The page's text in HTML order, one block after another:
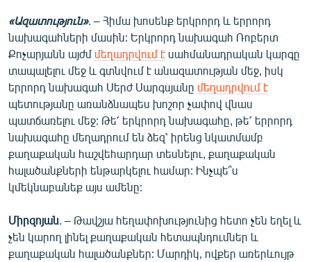
«Ազատություն». – Հիմա խոսենք երկրորդ և երրորդ
նախագահների մասին: Երկրորդ նախագահ Ռոբերտ
Քոչարյանն այժմ մեղադրվում էսահմանադրական կարգը
տապալելու մեջ և գտնվում է անազատության մեջ, իսկ
երրորդ նախագահ Սերժ Սարգսյանը մեղադրվում է
պետությանը առանձնապես խոշոր չափով վնաս
պատճառելու մեջ: Թե՛ երկրորդ նախագահը, թե՛ երրորդ
նախագահը մեղադրում են ձեզ՝ իրենց նկատմամբ
քաղաքական հաշվեհարդար տեսնելու, քաղաքական
հալածանքների ենթարկելու համար: Ինչպե՞ս
կմեկնաբանեք այս ամենը:
Միրզոյան . – Թավշյա հեղափոխությունից հետո չեն եղել և
չեն կարող լինել քաղաքական հետապնդումներ և
քաղաքական հալածանքներ: Մարդիկ, ովքեր առերևույթ